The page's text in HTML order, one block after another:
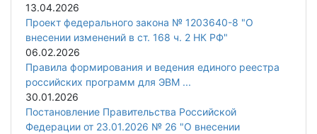
13.04.2026
Проект федерального закона № 1203640-8 "О
внесении изменений в ст. 168 ч. 2 НК РФ"
06.02.2026
Правила формирования и ведения единого реестра
российских программ для ЭВМ ...
30.01.2026
Постановление Правительства Российской
Федерации от 23.01.2026 № 26 "О внесении